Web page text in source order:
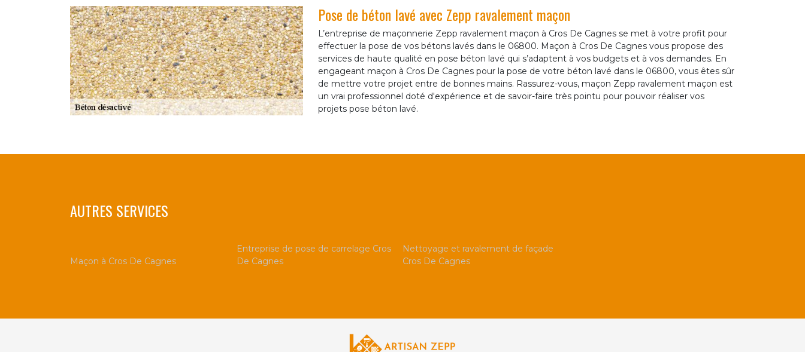
Pose de béton lavé avec Zepp ravalement maçon
L’entreprise de maçonnerie Zepp ravalement maçon à Cros De Cagnes se met à votre profit pour
effectuer la pose de vos bétons lavés dans le 06800. Maçon à Cros De Cagnes vous propose des
services de haute qualité en pose béton lavé qui s’adaptent à vos budgets et à vos demandes. En
engageant maçon à Cros De Cagnes pour la pose de votre béton lavé dans le 06800, vous êtes sûr
de mettre votre projet entre de bonnes mains. Rassurez-vous, maçon Zepp ravalement maçon est
un vrai professionnel doté d'expérience et de savoir-faire très pointu pour pouvoir réaliser vos
projets pose béton lavé.
AUTRES SERVICES
Maçon à Cros De Cagnes
Entreprise de pose de carrelage Cros
De Cagnes
Nettoyage et ravalement de façade
Cros De Cagnes